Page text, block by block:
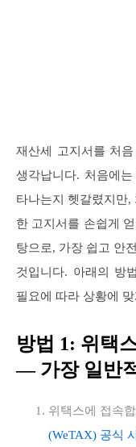
재산세 고지서를 처
생각납니다. 처음에
타나는지 헷갈렸지만,
한 고지서를 손쉽게
탕으로, 가장 쉽고 안
것입니다. 아래의 방
필요에 따라 상황에
방법 1: 위택
— 가장 일반
위택스에 접속
(WeTAX) 공식